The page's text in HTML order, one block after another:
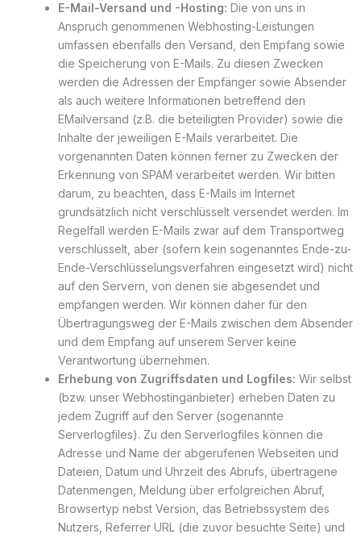
E-Mail-Versand und -Hosting: Die von uns in
Anspruch genommenen Webhosting-Leistungen
umfassen ebenfalls den Versand, den Empfang sowie
die Speicherung von E-Mails. Zu diesen Zwecken
werden die Adressen der Empfänger sowie Absender
als auch weitere Informationen betreffend den
EMailversand (z.B. die beteiligten Provider) sowie die
Inhalte der jeweiligen E-Mails verarbeitet. Die
vorgenannten Daten können ferner zu Zwecken der
Erkennung von SPAM verarbeitet werden. Wir bitten
darum, zu beachten, dass E-Mails im Internet
grundsätzlich nicht verschlüsselt versendet werden. Im
Regelfall werden E-Mails zwar auf dem Transportweg
verschlüsselt, aber (sofern kein sogenanntes Ende-zu-
Ende-Verschlüsselungsverfahren eingesetzt wird) nicht
auf den Servern, von denen sie abgesendet und
empfangen werden. Wir können daher für den
Übertragungsweg der E-Mails zwischen dem Absender
und dem Empfang auf unserem Server keine
Verantwortung übernehmen.
Erhebung von Zugriffsdaten und Logfiles: Wir selbst
(bzw. unser Webhostinganbieter) erheben Daten zu
jedem Zugriff auf den Server (sogenannte
Serverlogfiles). Zu den Serverlogfiles können die
Adresse und Name der abgerufenen Webseiten und
Dateien, Datum und Uhrzeit des Abrufs, übertragene
Datenmengen, Meldung über erfolgreichen Abruf,
Browsertyp nebst Version, das Betriebssystem des
Nutzers, Referrer URL (die zuvor besuchte Seite) und